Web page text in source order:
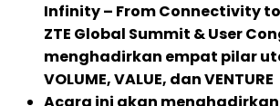
Infinity – From Connectivity
ZTE Global Summit & User
menghadirkan empat pilar
VOLUME, VALUE, dan VENTURE
Acara ini akan